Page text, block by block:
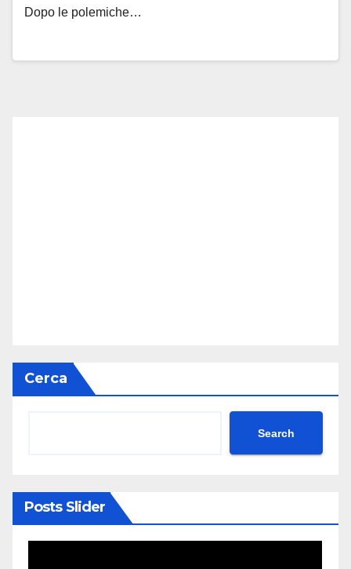
Dopo le polemiche…
Cerca
Search
Posts Slider